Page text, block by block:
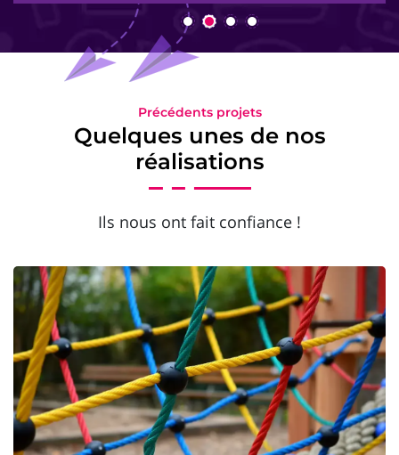
Précédents projets
Quelques unes de nos
réalisations
Ils nous ont fait confiance !